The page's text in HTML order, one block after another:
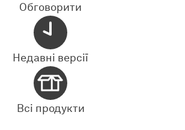
Обговорити
Недавні версії
Всі продукти